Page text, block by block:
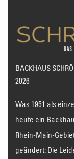
BACKHAUS
2026
Was 1951 als
heute ein
Rhein-Main-
geändert: Die